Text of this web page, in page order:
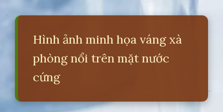
Hình ảnh minh họa váng xà
phòng nổi trên mặt nước
cứng